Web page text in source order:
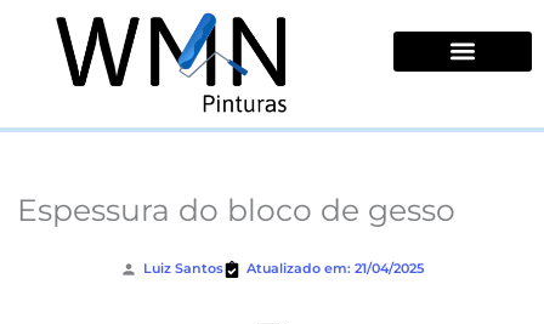
conteúdo
Espessura do bloco de gesso
Luiz Santos Atualizado em: 21/04/2025